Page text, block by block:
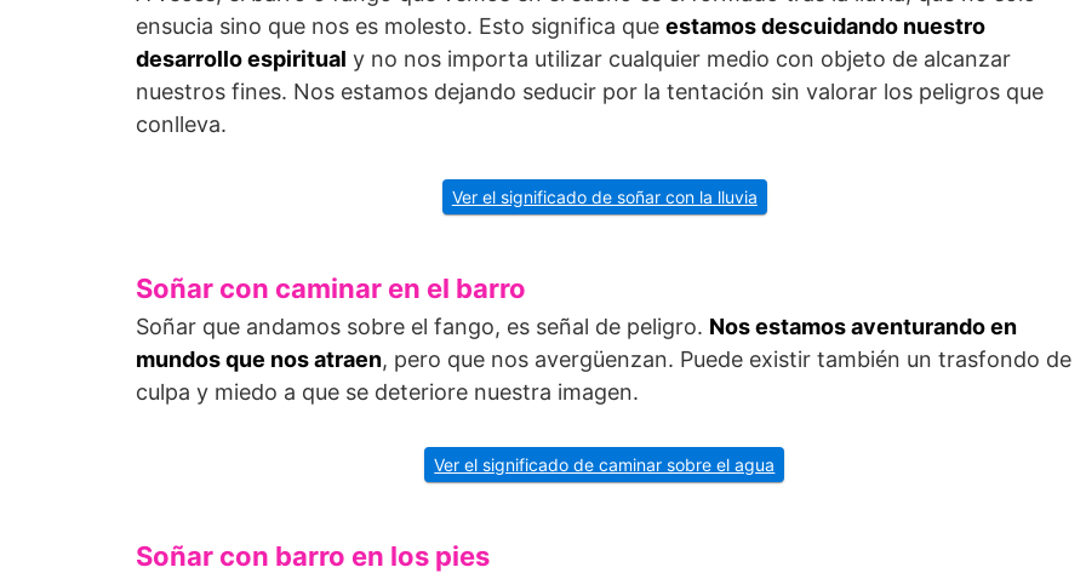
ensucia sino que nos es molesto. Esto significa que estamos descuidando nuestro
desarrollo espiritual y no nos importa utilizar cualquier medio con objeto de alcanzar
nuestros fines. Nos estamos dejando seducir por la tentación sin valorar los peligros que
conlleva.
Ver el significado de soñar con la lluvia
Soñar con caminar en el barro
Soñar que andamos sobre el fango, es señal de peligro. Nos estamos aventurando en
mundos que nos atraen, pero que nos avergüenzan. Puede existir también un trasfondo de
culpa y miedo a que se deteriore nuestra imagen.
Ver el significado de caminar sobre el agua
Soñar con barro en los pies